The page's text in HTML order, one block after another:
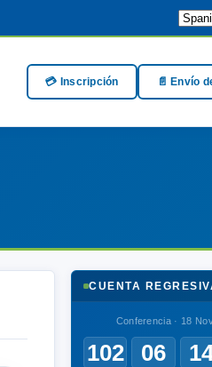
💳 Inscripción 📄 Envío
CUENTA
Conferencia · 18
102 06